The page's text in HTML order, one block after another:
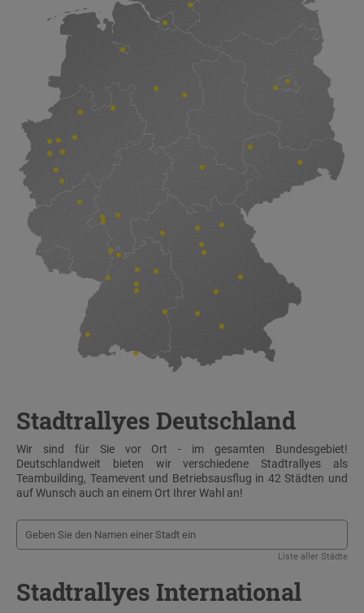
Stadtrallyes Deutschland
Wir sind für Sie vor Ort - im gesamten Bundesgebiet!
Deutschlandweit bieten wir verschiedene Stadtrallyes als
Teambuilding, Teamevent und Betriebsausflug in 42 Städten und
auf Wunsch auch an einem Ort Ihrer Wahl an!
Liste aller Städte
Stadtrallyes International